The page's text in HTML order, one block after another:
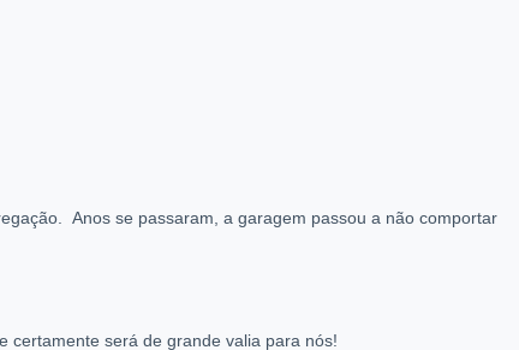
Anos se passaram, a garagem passou a não comportar
certamente será de grande valia para nós!